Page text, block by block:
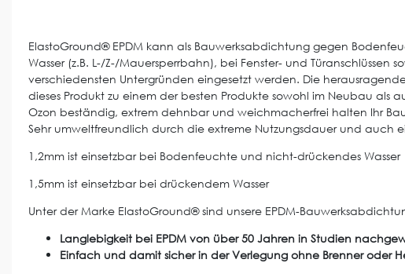
ElastoGround® EPDM kann als Bauwerksabdichtung gegen
Wasser (z.B. L-/Z-/Mauersperrbahn), bei Fenster- und Türanschlüssen
verschiedensten Untergründen eingesetzt werden. Die
dieses Produkt zu einem der besten Produkte sowohl im Neubau als
Ozon beständig, extrem dehnbar und weichmacherfrei halten Ihr
Sehr umweltfreundlich durch die extreme Nutzungsdauer und auch
1,2mm ist einsetzbar bei Bodenfeuchte und nicht-drückendes Wasser
1,5mm ist einsetzbar bei drückendem Wasser
Unter der Marke ElastoGround® sind unsere EPDM-
Langlebigkeit bei EPDM von über 50 Jahren in Studien
Einfach und damit sicher in der Verlegung ohne Brenner oder